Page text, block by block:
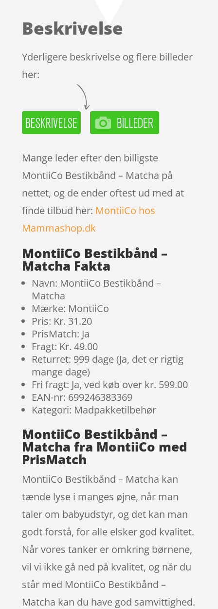
på
ømmels
er
Beskrivelse
Yderligere beskrivelse og flere billeder
her:
Mange leder efter den billigste
MontiiCo Bestikbånd – Matcha på
nettet, og de ender oftest ud med at
finde tilbud her: MontiiCo hos
Mammashop.dk
MontiiCo Bestikbånd –
Matcha Fakta
Navn: MontiiCo Bestikbånd –
Matcha
Mærke: MontiiCo
Pris: Kr. 31.20
PrisMatch: Ja
Fragt: Kr. 49.00
Returret: 999 dage (Ja, det er rigtig
mange dage)
Fri fragt: Ja, ved køb over kr. 599.00
EAN-nr: 699246383369
Kategori: Madpakketilbehør
MontiiCo Bestikbånd –
Matcha fra MontiiCo med
PrisMatch
MontiiCo Bestikbånd – Matcha kan
tænde lyse i manges øjne, når man
taler om babyudstyr, og det kan man
godt forstå, for alle elsker god kvalitet.
Når vores tanker er omkring børnene,
vil vi ikke gå ned på kvalitet, og når du
står med MontiiCo Bestikbånd –
Matcha kan du have god samvittighed.